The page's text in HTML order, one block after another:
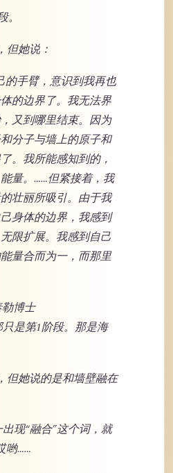
。
但她说：
的手臂，意识到我再也
的边界了。我无法界
又到哪里结束。因为
分子与墙上的原子和
。我所能感知到的，
量。……但紧接着，我
壮丽所吸引。由于我
身体的边界，我感到
限扩展。我感到自己
量合而为一，而那里
勒博士
只是第1阶段。那是海
但她说的是和墙壁融在
出现“融合”这个词，就
哟……